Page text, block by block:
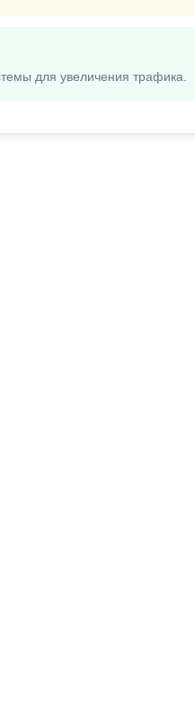
для увеличения трафика.